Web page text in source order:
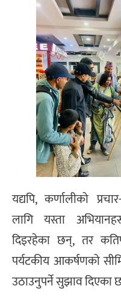
यद्यपि, कर्णालीको
लागि यस्ता
दिइरहेका छन्, तर
पर्यटकीय आकर्षणको
उठाउनुपर्ने सुझाव दिएका